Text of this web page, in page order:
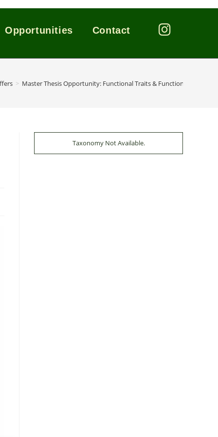
Opportunities Contact
> Master Thesis Opportunity: Functional Traits & Functional Diversity
Taxonomy Not Available.